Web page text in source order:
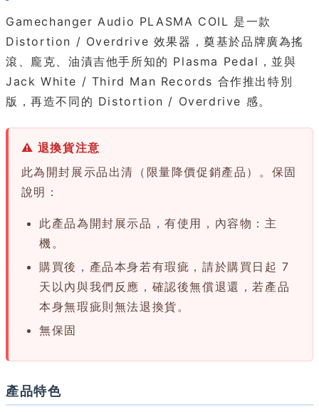
Gamechanger Audio PLASMA COIL 是一款
Distortion / Overdrive 效果器，奠基於品牌廣為搖
滾、龐克、油漬吉他手所知的 Plasma Pedal，並與
Jack White / Third Man Records 合作推出特別
版，再造不同的 Distortion / Overdrive 感。
⚠ 退換貨注意
此為開封展示品出清（限量降價促銷產品）。保固
說明：
此產品為開封展示品，有使用，內容物：主
機。
購買後，產品本身若有瑕疵，請於購買日起 7
天以內與我們反應，確認後無償退還，若產品
本身無瑕疵則無法退換貨。
無保固
產品特色